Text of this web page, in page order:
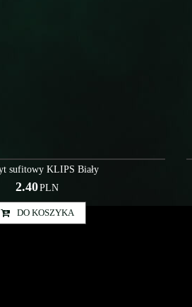
sufitowy KLIPS Biały
2.40PLN
DO KOSZYKA